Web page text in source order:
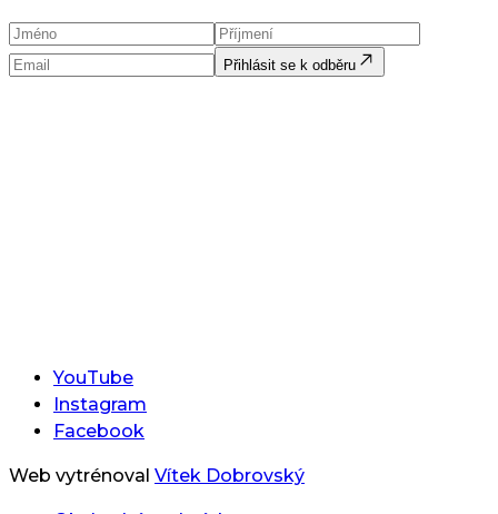
Přihlásit se k odběru
YouTube
Instagram
Facebook
Web vytrénoval Vítek Dobrovský